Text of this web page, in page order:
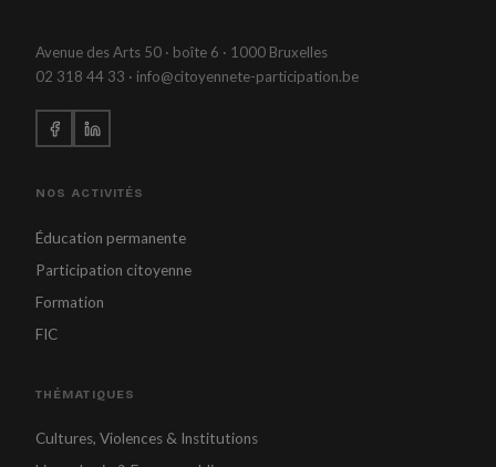
Avenue des Arts 50 · boîte 6 · 1000 Bruxelles
02 318 44 33 · info@citoyennete-participation.be
NOS ACTIVITÉS
Éducation permanente
Participation citoyenne
Formation
FIC
THÉMATIQUES
Cultures, Violences & Institutions